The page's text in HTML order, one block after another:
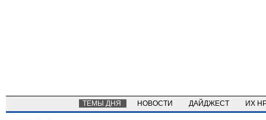
ТЕМЫ ДНЯ НОВОСТИ ДАЙДЖЕСТ ИХ